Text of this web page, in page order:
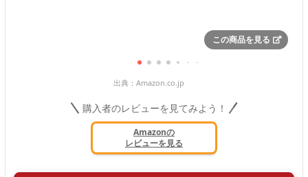
この商品を見る
出典： Amazon.co.jp
購入者のレビューを見てみよう！
Amazonの
レビューを見る